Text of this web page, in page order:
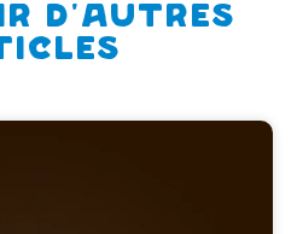
d'autres